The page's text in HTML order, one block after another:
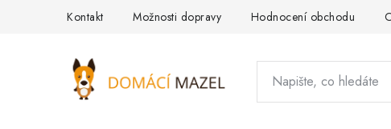
Kontakt Možnosti dopravy Hodnocení obchodu